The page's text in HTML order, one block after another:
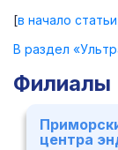
[в начало статьи
В раздел
Филиалы
центра